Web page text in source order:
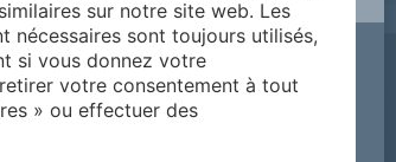
sur notre site web. Les
nécessaires sont toujours utilisés,
si vous donnez votre
votre consentement à tout
» ou effectuer des